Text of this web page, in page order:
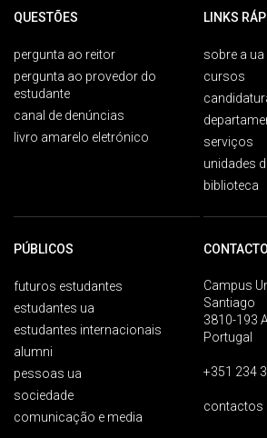
QUESTÕES
pergunta ao reitor
pergunta ao provedor do
estudante
canal de denúncias
livro amarelo eletrónico
LINKS
sobre a ua
cursos
serviços
unidades
biblioteca
PÚBLICOS
futuros estudantes
estudantes ua
estudantes internacionais
alumni
pessoas ua
sociedade
comunicação e media
Campus
Santiago
3810-193
Portugal
+351 234
contactos